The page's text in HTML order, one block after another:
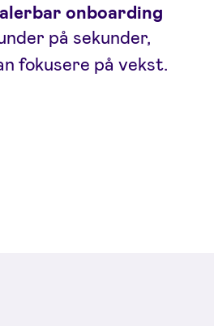
onboarding
på sekunder,
fokusere på vekst.